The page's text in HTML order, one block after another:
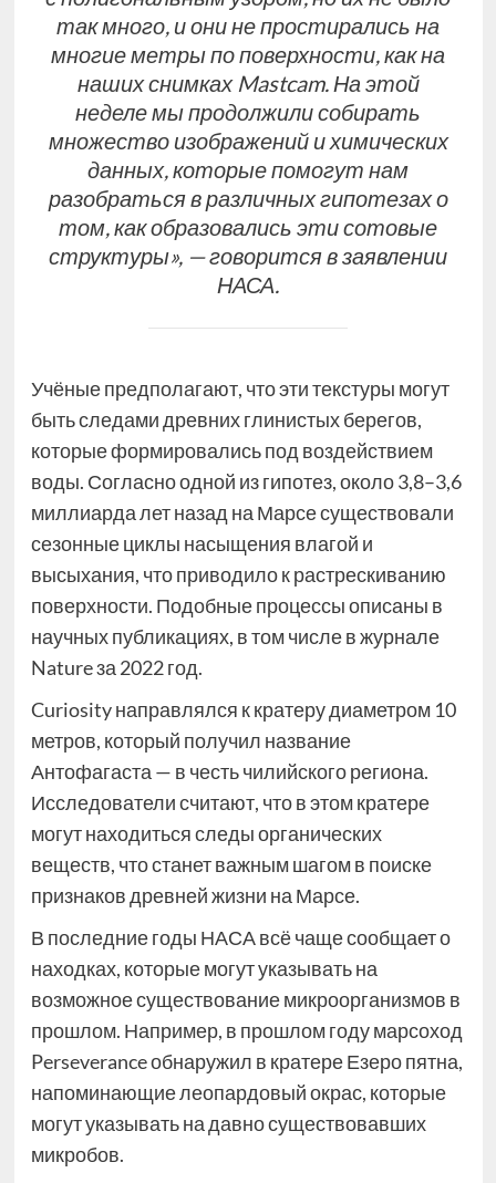
так много, и они не простирались на
многие метры по поверхности, как на
наших снимках Mastcam. На этой
неделе мы продолжили собирать
множество изображений и химических
данных, которые помогут нам
разобраться в различных гипотезах о
том, как образовались эти сотовые
структуры», — говорится в заявлении
НАСА.
Учёные предполагают, что эти текстуры могут
быть следами древних глинистых берегов,
которые формировались под воздействием
воды. Согласно одной из гипотез, около 3,8–3,6
миллиарда лет назад на Марсе существовали
сезонные циклы насыщения влагой и
высыхания, что приводило к растрескиванию
поверхности. Подобные процессы описаны в
научных публикациях, в том числе в журнале
Nature за 2022 год.
Curiosity направлялся к кратеру диаметром 10
метров, который получил название
Антофагаста — в честь чилийского региона.
Исследователи считают, что в этом кратере
могут находиться следы органических
веществ, что станет важным шагом в поиске
признаков древней жизни на Марсе.
В последние годы НАСА всё чаще сообщает о
находках, которые могут указывать на
возможное существование микроорганизмов в
прошлом. Например, в прошлом году марсоход
Perseverance обнаружил в кратере Езеро пятна,
напоминающие леопардовый окрас, которые
могут указывать на давно существовавших
микробов.